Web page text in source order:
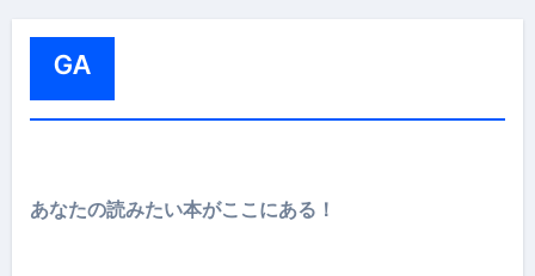
GA
あなたの読みたい本がここにある！